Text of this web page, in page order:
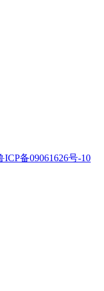
ICP备09061626号-10